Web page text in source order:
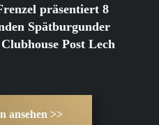
präsentiert 8
Spätburgunder
Post Lech
ansehen >>